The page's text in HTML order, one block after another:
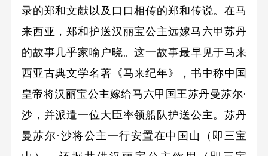
录的郑和文献以及口口相传的郑和传说。在马
来西亚，郑和护送汉丽宝公主远嫁马六甲苏丹
的故事几乎家喻户晓。这一故事最早见于马来
西亚古典文学名著《马来纪年》，书中称中国
皇帝将汉丽宝公主嫁给马六甲国王苏丹曼苏尔·
沙，并派遣一位大臣率领船队护送公主。苏丹
曼苏尔·沙将公主一行安置在中国山（即三宝